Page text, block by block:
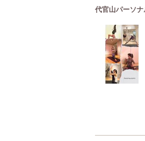
代官山パーソ